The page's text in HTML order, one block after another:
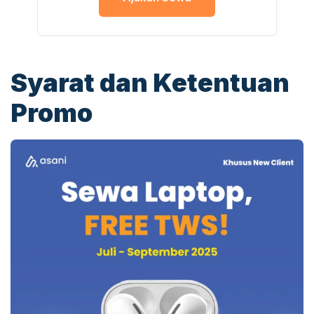
Syarat dan Ketentuan
Promo